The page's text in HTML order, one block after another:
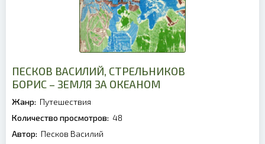
ПЕСКОВ ВАСИЛИЙ, СТРЕЛЬНИКОВ
БОРИС – ЗЕМЛЯ ЗА ОКЕАНОМ
Жанр: Путешествия
Количество просмотров: 48
Автор: Песков Василий